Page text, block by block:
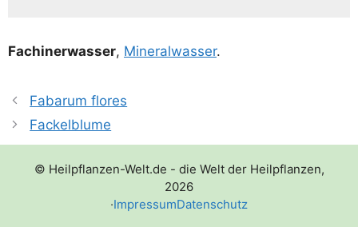
Fach­i­ner­was­ser, Mine­ral­was­ser.
Fabarum flores
Fackelblume
© Heilpflanzen-Welt.de - die Welt der Heilpflanzen,
2026
·ImpressumDatenschutz